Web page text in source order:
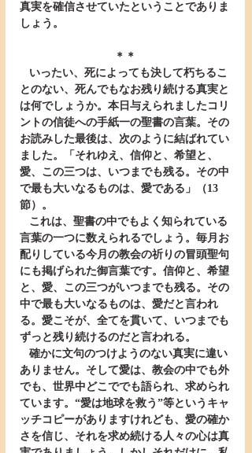
真実を確信させていたということでありま
しょう。
＊＊
とのない、死んでもなお残り続ける真実と
は何でしょうか。本日与えられましたコリ
ントの信徒への手紙一の聖書の言葉。その
お読みした最後は、次のように結ばれてい
ました。「それゆえ、信仰と、希望と、
愛、この三つは、いつまでも残る。その中
で最も大いなるものは、愛である」（13
節）。
言葉の一つに数えられるでしょう。毎月お
配りしている今月の教会の祈りの冒頭聖句
にも掲げられた御言葉です。信仰と、希望
と、愛、この三つがいつまでも残る。その
中で最も大いなるものは、愛だと言われ
る。愛こそが、全てを貫いて、いつまでも
ずっと残り続けるのだと言われる。
ありません。そして愛は、教会の中でも外
でも、世界中どこででも語られ、求められ
ています。“愛は地球を救う”等というキャ
ッチコピーがありますけれども、愛の確か
さを信じ、それを求め続ける人々の心は真